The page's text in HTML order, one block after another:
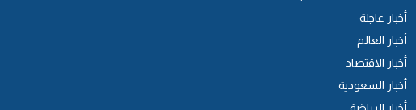
أخبار عاجلة
أخبار العالم
أخبار الاقتصاد
أخبار السعودية